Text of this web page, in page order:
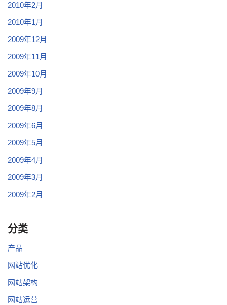
2010年2月
2010年1月
2009年12月
2009年11月
2009年10月
2009年9月
2009年8月
2009年6月
2009年5月
2009年4月
2009年3月
2009年2月
分类
产品
网站优化
网站架构
网站运营